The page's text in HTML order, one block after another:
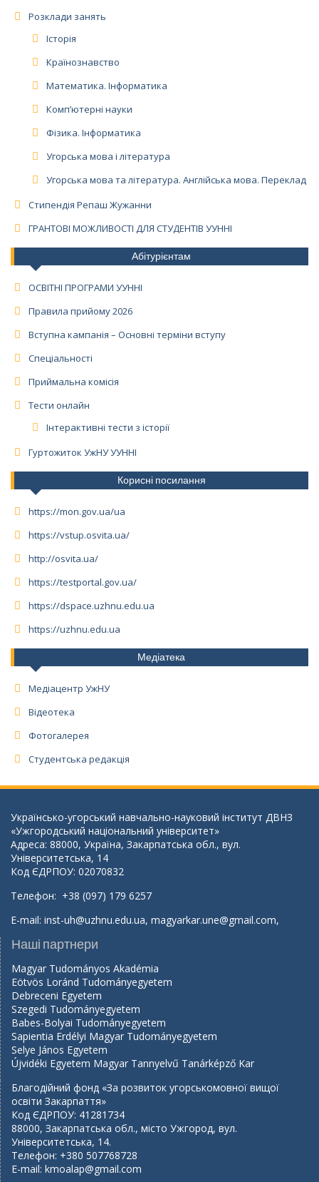
Розклади занять
Історія
Країнознавство
Математика. Інформатика
Комп’ютерні науки
Фізика. Інформатика
Угорська мова і література
Угорська мова та література. Англійська мова. Переклад
Стипендія Репаш Жужанни
ГРАНТОВІ МОЖЛИВОСТІ ДЛЯ СТУДЕНТІВ УУННІ
Абітурієнтам
ОСВІТНІ ПРОГРАМИ УУННІ
Правила прийому 2026
Вступна кампанія – Основні терміни вступу
Спеціальності
Приймальна комісія
Тести онлайн
Інтерактивні тести з історії
Гуртожиток УжНУ УУННІ
Корисні посилання
https://mon.gov.ua/ua
https://vstup.osvita.ua/
http://osvita.ua/
https://testportal.gov.ua/
https://dspace.uzhnu.edu.ua
https://uzhnu.edu.ua
Медіатека
Медіацентр УжНУ
Відеотека
Фотогалерея
Студентська редакція
Українсько-угорський навчально-науковий інститут ДВНЗ
«Ужгородський національний університет»
Адреса: 88000, Україна, Закарпатська обл., вул.
Університетська, 14
Код ЄДРПОУ: 02070832
Телефон: +38 (097) 179 6257
E-mail: inst-uh@uzhnu.edu.ua, magyarkar.une@gmail.com,
Наші партнери
Magyar Tudományos Akadémia
Eötvös Loránd Tudományegyetem
Debreceni Egyetem
Szegedi Tudományegyetem
Babes-Bolyai Tudományegyetem
Sapientia Erdélyi Magyar Tudományegyetem
Selye János Egyetem
Újvidéki Egyetem Magyar Tannyelvű Tanárképző Kar
Благодійний фонд «За розвиток угорськомовної вищої
освіти Закарпаття»
Код ЄДРПОУ: 41281734
88000, Закарпатська обл., місто Ужгород, вул.
Університетська, 14.
Телефон: +380 507768728
E-mail: kmoalap@gmail.com